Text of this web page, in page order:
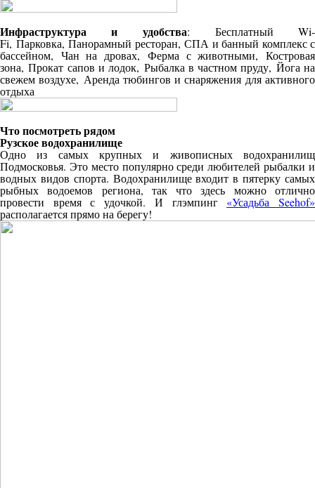
Инфраструктура и удобства: Бесплатный Wi-
Fi, Парковка, Панорамный ресторан, СПА и банный комплекс с
бассейном, Чан на дровах, Ферма с животными,Костровая
зона,Прокат сапов и лодок, Рыбалка в частном пруду, Йога на
свежем воздухе, Аренда тюбингов и снаряжения для активного
отдыха
Что посмотреть рядом
Рузское водохранилище
Одно из самых крупных и живописных водохранилищ
Подмосковья. Это место популярно среди любителей рыбалки и
водных видов спорта. Водохранилище входит в пятерку самых
рыбных водоемов региона, так что здесь можно отлично
провести время с удочкой. И глэмпинг «Усадьба Seehof»
располагается прямо на берегу!